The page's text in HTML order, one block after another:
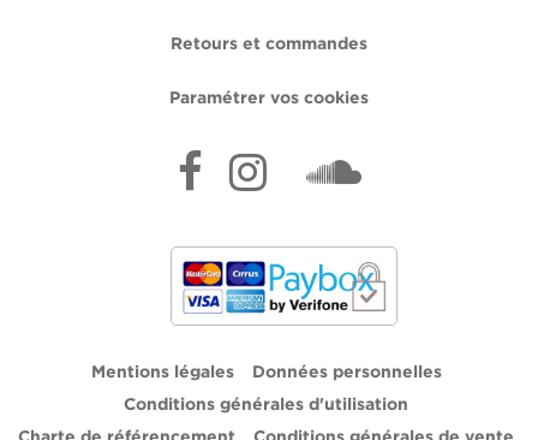
Retours et commandes
Paramétrer vos cookies
Mentions légales Données personnelles
Conditions générales d'utilisation